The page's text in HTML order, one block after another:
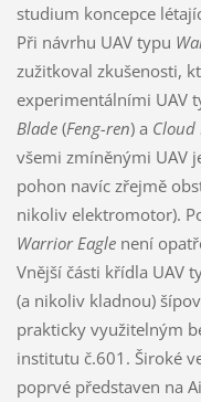
studium koncepce
Při návrhu UAV typu
zužitkoval zkušenosti,
experimentálními UAV
Blade(Feng-ren) a Cloud
všemi zmíněnými UAV
pohon navíc zřejmě
nikoliv elektromotor).
Warrior Eaglenení
Vnější části křídla UAV
(a nikoliv kladnou)
prakticky využitelným
institutu č.601. Široké
poprvé představen na